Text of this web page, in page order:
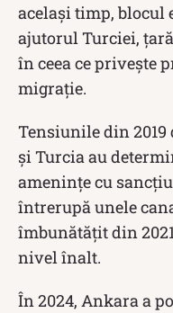
acelaşi timp, blocul
ajutorul Turciei,
în ceea ce priveşte
migraţie.
Tensiunile din 2019
şi Turcia au
ameninţe cu
întrerupă unele
îmbunătăţit din
nivel înalt.
În 2024, Ankara a